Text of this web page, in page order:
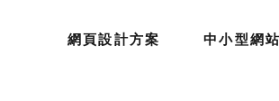
網頁設計方案 中小型網